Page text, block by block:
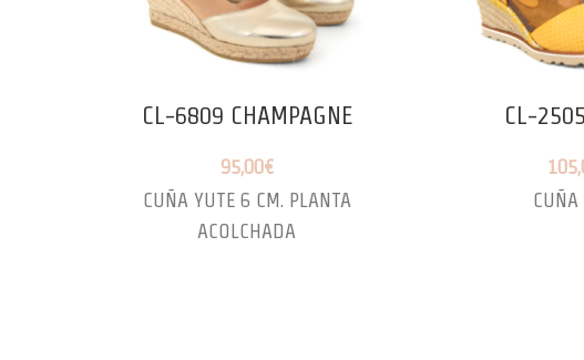
CL-6809 CHAMPAGNE
95,00€
CUÑA YUTE 6 CM. PLANTA
ACOLCHADA
CL-
CUÑA